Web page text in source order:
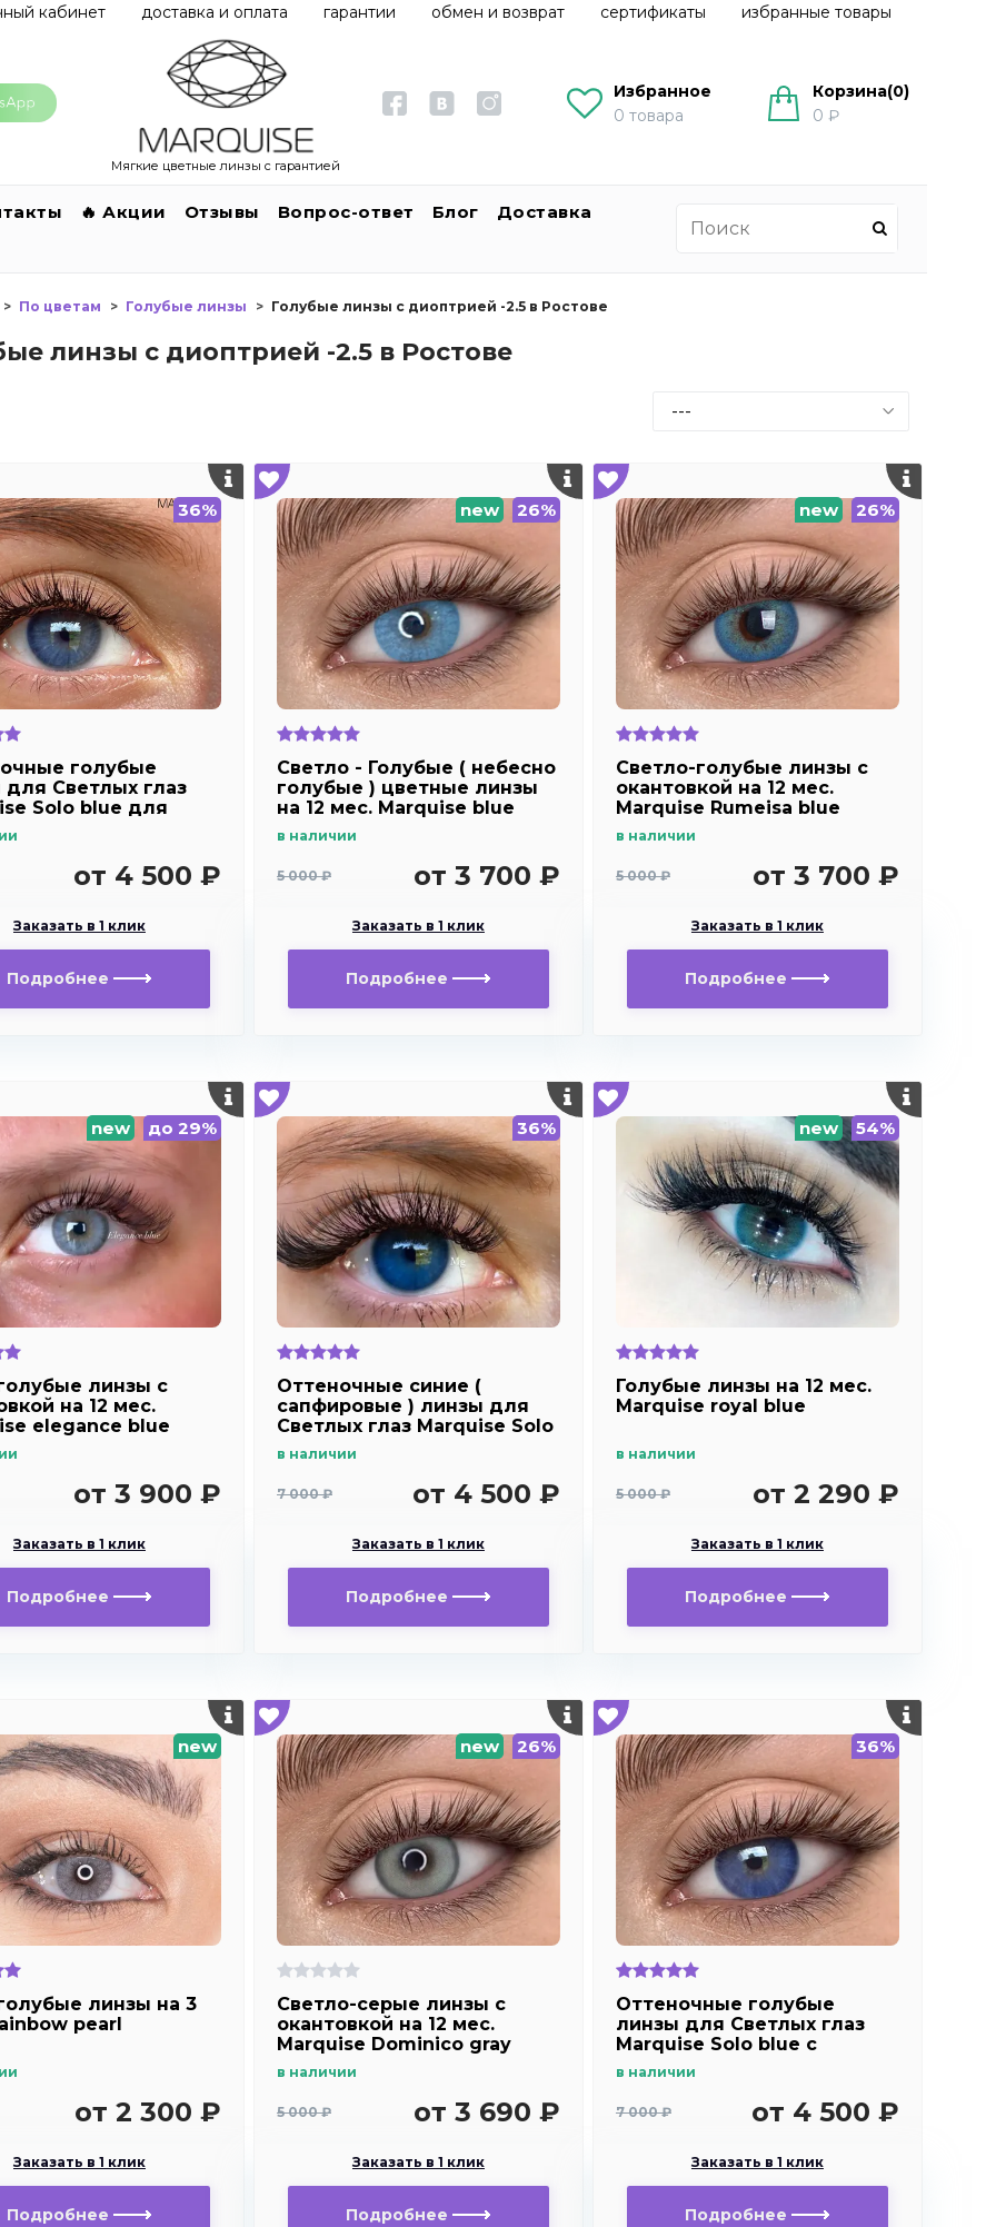
кабинет доставка и оплата гарантии обмен и возврат сертификаты избранные товары
Мягкие цветные линзы с гарантией
Избранное
0 товара
Корзина(0)
0 ₽
🔥 Акции Отзывы Вопрос-ответ Блог
Доставка
По цветам Голубые линзы Голубые линзы с диоптрией -2.5 в Ростове
линзы с диоптрией -2.5 в Ростове
36%
голубые
для Светлых глаз
Solo blue для
от 4 500 ₽
Заказать в 1 клик
Подробнее
new 26%
Светло - Голубые ( небесно
голубые ) цветные линзы
на 12 мес. Marquise blue
в наличии
5 000 ₽ от 3 700 ₽
Заказать в 1 клик
Подробнее
new 26%
Светло-голубые линзы c
окантовкой на 12 мес.
Marquise Rumeisa blue
в наличии
5 000 ₽ от 3 700 ₽
Заказать в 1 клик
Подробнее
new до 29%
линзы c
на 12 мес.
elegance blue
от 3 900 ₽
Заказать в 1 клик
Подробнее
36%
Оттеночные синие (
сапфировые ) линзы для
Светлых глаз Marquise Solo
в наличии
7 000 ₽ от 4 500 ₽
Заказать в 1 клик
Подробнее
new 54%
Голубые линзы на 12 мес.
Marquise royal blue
в наличии
5 000 ₽ от 2 290 ₽
Заказать в 1 клик
Подробнее
new
линзы на 3
pearl
от 2 300 ₽
Заказать в 1 клик
Подробнее
new 26%
Светло-серые линзы c
окантовкой на 12 мес.
Marquise Dominico gray
в наличии
5 000 ₽ от 3 690 ₽
Заказать в 1 клик
Подробнее
36%
Оттеночные голубые
линзы для Светлых глаз
Marquise Solo blue с
дальнозоркости и
близорукости
в наличии
7 000 ₽ от 4 500 ₽
Заказать в 1 клик
Подробнее